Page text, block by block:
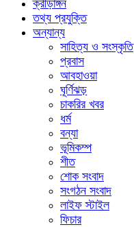
ক্রীড়াঙ্গন
তথ্য প্রযুক্তি
অন্যান্য
সাহিত্য ও সংস্কৃতি
প্রবাস
আবহাওয়া
ঘূর্ণিঝড়
চাকরির খবর
ধর্ম
বন্যা
ভূমিকম্প
শীত
শোক সংবাদ
সংগঠন সংবাদ
লাইফ স্টাইল
ফিচার